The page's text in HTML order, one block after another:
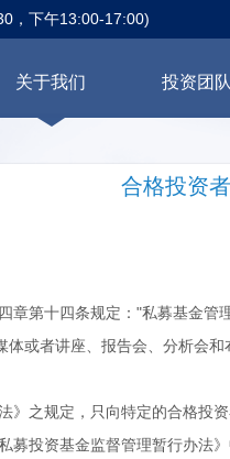
合格投资
章第十四条规定："私募基金
或者讲座、报告会、分析会
之规定，只向特定的合格投
募投资基金监督管理暂行办法
，下午13:00-17:00)
关于我们 投资团队
企业文化 所